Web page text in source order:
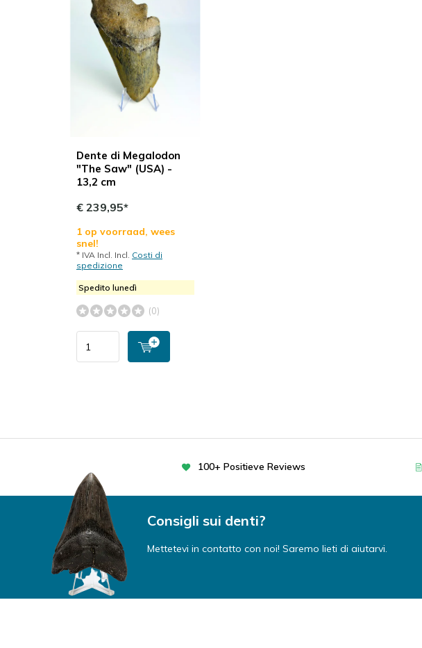
Dente di Megalodon
"The Saw" (USA) -
13,2 cm
€ 239,95*
1 op voorraad, wees
snel!
* IVA Incl. Incl. Costi di
spedizione
Spedito lunedì
(0)
100+ Positieve Reviews
Consigli sui denti?
Mettetevi in contatto con noi! Saremo lieti di aiutarvi.